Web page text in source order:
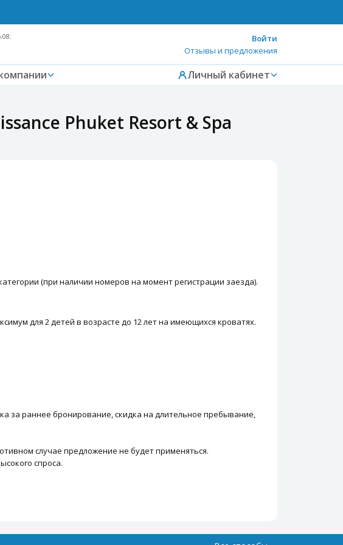
Войти
Отзывы и предложения
Личный кабинет
Phuket Resort & Spa
(при наличии номеров на момент регистрации заезда).
для 2 детей в возрасте до 12 лет на имеющихся кроватях.
за раннее бронирование, скидка на длительное пребывание,
случае предложение не будет применяться.
спроса.